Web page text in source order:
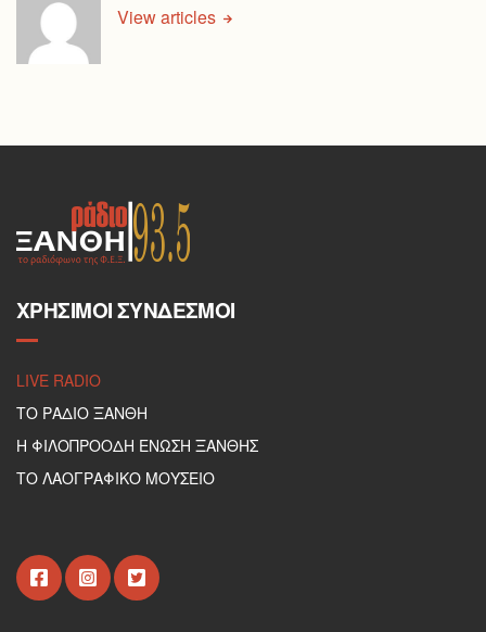
View articles
ΧΡΉΣΙΜΟΙ ΣΎΝΔΕΣΜΟΙ
LIVE RADIO
ΤΟ ΡΑΔΙΟ ΞΑΝΘΗ
Η ΦΙΛΟΠΡΟΟΔΗ ΕΝΩΣΗ ΞΑΝΘΗΣ
ΤΟ ΛΑΟΓΡΑΦΙΚΟ ΜΟΥΣΕΙΟ